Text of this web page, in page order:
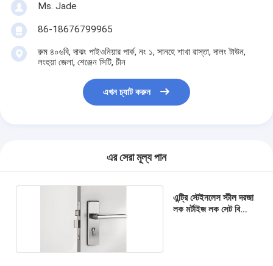
কারখানা পরিদর্শন
গুণমান নিয়ন্ত্রণ
আমাদের সাথে যোগাযোগ
Ms. Jade
86-18676799965
রুম ৪০৬বি, দাঝং পাইওনিয়ার পার্ক, নং ১, সানহে শাখা রাস্তা, দালং টাউন,
লংহুয়া জেলা, শেঞ্জেন সিটি, চীন
এখন চ্যাট করুন
এর সেরা মূল্য পান
এন্ট্রি স্টেইনলেস স্টীল দরজা
লক মর্টাইজ লক সেট বি